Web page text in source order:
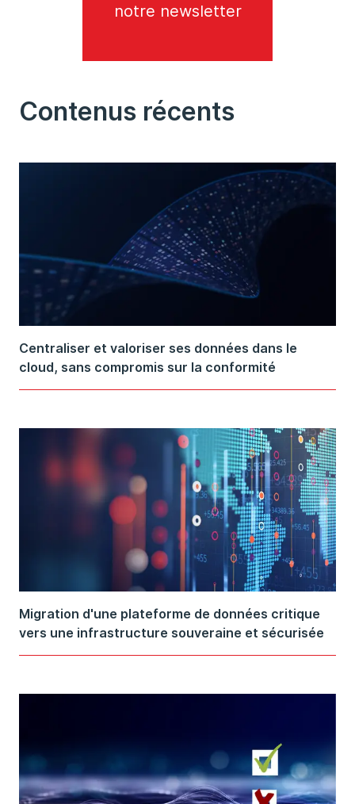
notre newsletter
Contenus récents
Centraliser et valoriser ses données dans le
cloud, sans compromis sur la conformité
Migration d'une plateforme de données critique
vers une infrastructure souveraine et sécurisée